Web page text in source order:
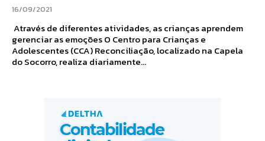
16/09/2021
Através de diferentes atividades, as crianças aprendem
gerenciar as emoções O Centro para Crianças e
Adolescentes (CCA) Reconciliação, localizado na Capela
do Socorro, realiza diariamente...